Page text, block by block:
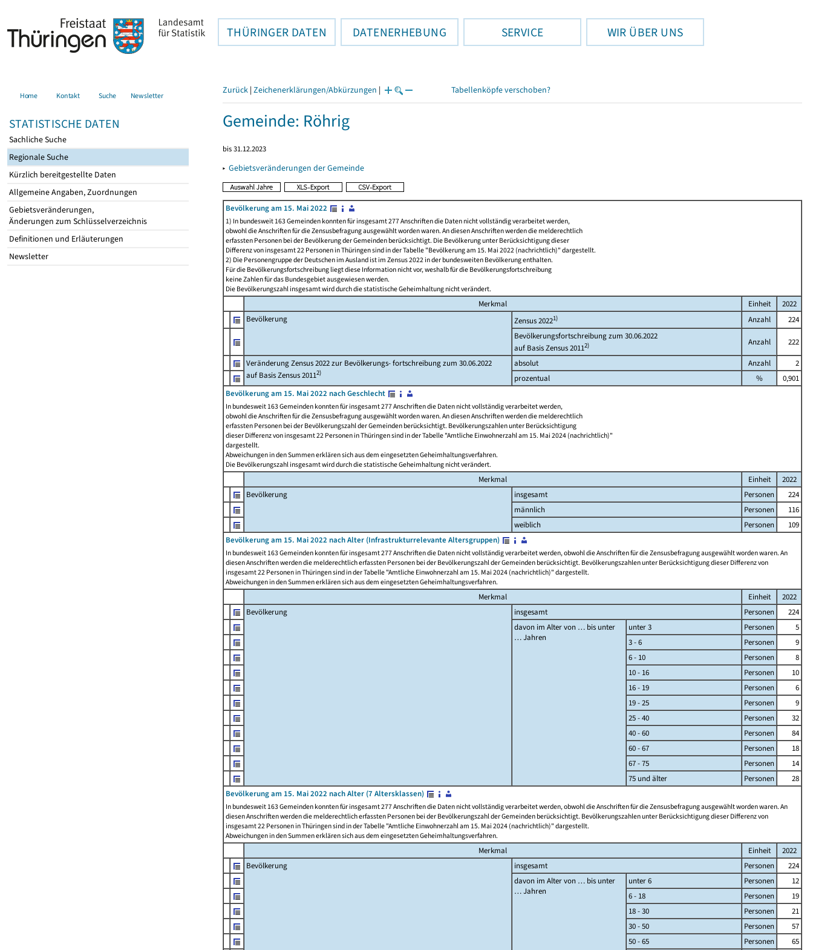
THÜRINGER DATEN DATENERHEBUNG SERVICE WIR ÜBER UNS
Home Kontakt Suche Newsletter
STATISTISCHE DATEN
Sachliche Suche
Regionale Suche
Kürzlich bereitgestellte Daten
Allgemeine Angaben, Zuordnungen
Gebietsveränderungen,
Änderungen zum Schlüsselverzeichnis
Definitionen und Erläuterungen
Newsletter
Zurück | Zeichenerklärungen/Abkürzungen | Tabellenköpfe verschoben?
Gemeinde: Röhrig
bis 31.12.2023
▸ Gebietsveränderungen der Gemeinde
Bevölkerung am 15. Mai 2022
1) In bundesweit 163 Gemeinden konnten für insgesamt 277 Anschriften die Daten nicht vollständig verarbeitet werden,
obwohl die Anschriften für die Zensusbefragung ausgewählt worden waren. An diesen Anschriften werden die melderechtlich
erfassten Personen bei der Bevölkerung der Gemeinden berücksichtigt. Die Bevölkerung unter Berücksichtigung dieser
Differenz von insgesamt 22 Personen in Thüringen sind in der Tabelle "Bevölkerung am 15. Mai 2022 (nachrichtlich)" dargestellt.
2) Die Personengruppe der Deutschen im Ausland ist im Zensus 2022 in der bundesweiten Bevölkerung enthalten.
Für die Bevölkerungsfortschreibung liegt diese Information nicht vor, weshalb für die Bevölkerungsfortschreibung
keine Zahlen für das Bundesgebiet ausgewiesen werden.
Die Bevölkerungszahl insgesamt wird durch die statistische Geheimhaltung nicht verändert.
Merkmal Einheit
2022
Bevölkerung
Zensus 20221) Anzahl
224
Bevölkerungsfortschreibung zum 30.06.2022
auf Basis Zensus 20112) Anzahl 222
Veränderung Zensus 2022 zur Bevölkerungs- fortschreibung zum 30.06.2022
auf Basis Zensus 20112)
absolut Anzahl
2
prozentual
%
0,901
Bevölkerung am 15. Mai 2022 nach Geschlecht
In bundesweit 163 Gemeinden konnten für insgesamt 277 Anschriften die Daten nicht vollständig verarbeitet werden,
obwohl die Anschriften für die Zensusbefragung ausgewählt worden waren. An diesen Anschriften werden die melderechtlich
erfassten Personen bei der Bevölkerungszahl der Gemeinden berücksichtigt. Bevölkerungszahlen unter Berücksichtigung
dieser Differenz von insgesamt 22 Personen in Thüringen sind in der Tabelle "Amtliche Einwohnerzahl am 15. Mai 2024 (nachrichtlich)"
dargestellt.
Abweichungen in den Summen erklären sich aus dem eingesetzten Geheimhaltungsverfahren.
Die Bevölkerungszahl insgesamt wird durch die statistische Geheimhaltung nicht verändert.
Merkmal Einheit
2022
Bevölkerung
insgesamt Personen
224
männlich
Personen
116
weiblich
Personen
109
Bevölkerung am 15. Mai 2022 nach Alter (Infrastrukturrelevante Altersgruppen)
In bundesweit 163 Gemeinden konnten für insgesamt 277 Anschriften die Daten nicht vollständig verarbeitet werden, obwohl die Anschriften für die Zensusbefragung ausgewählt worden waren. An
diesen Anschriften werden die melderechtlich erfassten Personen bei der Bevölkerungszahl der Gemeinden berücksichtigt. Bevölkerungszahlen unter Berücksichtigung dieser Differenz von
insgesamt 22 Personen in Thüringen sind in der Tabelle "Amtliche Einwohnerzahl am 15. Mai 2024 (nachrichtlich)" dargestellt.
Abweichungen in den Summen erklären sich aus dem eingesetzten Geheimhaltungsverfahren.
Merkmal Einheit
2022
Bevölkerung
insgesamt Personen
224
davon im Alter von … bis unter
… Jahren
unter 3 Personen
5
3 - 6
Personen
9
6 - 10
Personen
8
10 - 16
Personen
10
16 - 19
Personen
6
19 - 25
Personen
9
25 - 40
Personen
32
40 - 60
Personen
84
60 - 67
Personen
18
67 - 75
Personen
14
75 und älter
Personen
28
Bevölkerung am 15. Mai 2022 nach Alter (7 Altersklassen)
In bundesweit 163 Gemeinden konnten für insgesamt 277 Anschriften die Daten nicht vollständig verarbeitet werden, obwohl die Anschriften für die Zensusbefragung ausgewählt worden waren. An
diesen Anschriften werden die melderechtlich erfassten Personen bei der Bevölkerungszahl der Gemeinden berücksichtigt. Bevölkerungszahlen unter Berücksichtigung dieser Differenz von
insgesamt 22 Personen in Thüringen sind in der Tabelle "Amtliche Einwohnerzahl am 15. Mai 2024 (nachrichtlich)" dargestellt.
Abweichungen in den Summen erklären sich aus dem eingesetzten Geheimhaltungsverfahren.
Merkmal Einheit
2022
Bevölkerung
insgesamt Personen
224
davon im Alter von … bis unter
… Jahren
unter 6 Personen
12
6 - 18
Personen
19
18 - 30
Personen
21
30 - 50
Personen
57
50 - 65
Personen
65